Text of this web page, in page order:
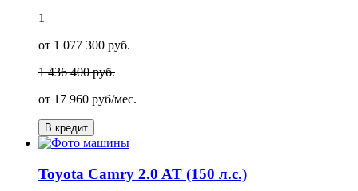
1
от 1 077 300 руб.
1 436 400 руб.
от 17 960 руб/мес.
В кредит
Toyota Camry 2.0 AT (150 л.с.)